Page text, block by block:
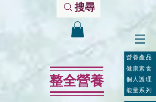
搜尋
整全營養
營養產品
個人護理
能量系列
健康素食